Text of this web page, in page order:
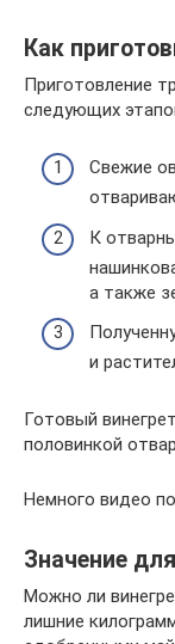
Как
Приготовление
следующих
Свежие
К
а также
и
Готовый
половинкой
Немного видео
Значение
Можно ли
лишние